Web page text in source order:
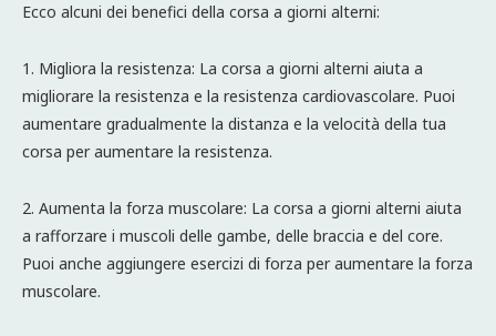
Ecco alcuni dei benefici della corsa a giorni alterni:
1. Migliora la resistenza: La corsa a giorni alterni aiuta a
migliorare la resistenza e la resistenza cardiovascolare. Puoi
aumentare gradualmente la distanza e la velocità della tua
corsa per aumentare la resistenza.
2. Aumenta la forza muscolare: La corsa a giorni alterni aiuta
a rafforzare i muscoli delle gambe, delle braccia e del core.
Puoi anche aggiungere esercizi di forza per aumentare la forza
muscolare.